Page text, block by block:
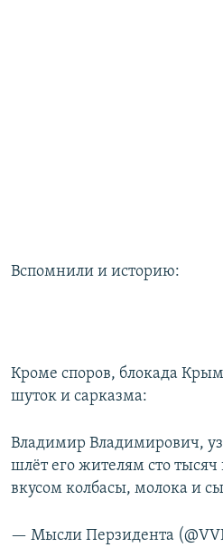
Вспомнили и историю:
Кроме споров, блокада
шуток и сарказма:
Владимир Владимирович,
шлёт его жителям сто
вкусом колбасы, молока и
— Мысли Перзидента